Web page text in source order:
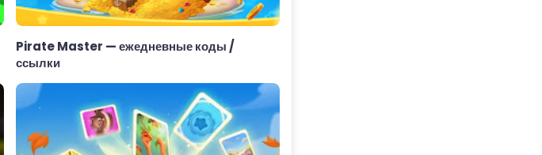
Pirate Master — ежедневные коды /
ссылки